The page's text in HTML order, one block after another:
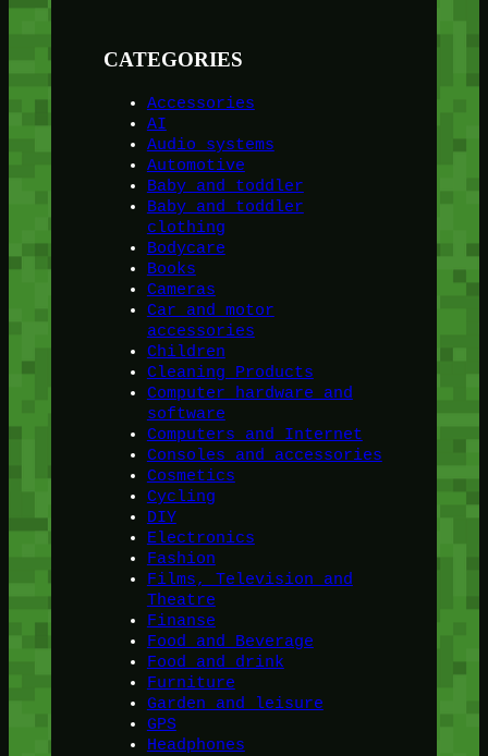
CATEGORIES
Accessories
AI
Audio systems
Automotive
Baby and toddler
Baby and toddler
clothing
Bodycare
Books
Cameras
Car and motor
accessories
Children
Cleaning Products
Computer hardware and
software
Computers and Internet
Consoles and accessories
Cosmetics
Cycling
DIY
Electronics
Fashion
Films, Television and
Theatre
Finanse
Food and Beverage
Food and drink
Furniture
Garden and leisure
GPS
Headphones